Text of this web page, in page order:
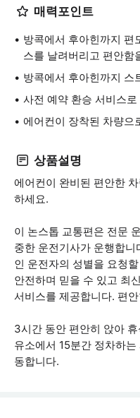
매력포인트
방콕에서 후아힌까지 편
스를 날려버리고 편안함
방콕에서 후아힌까지 스
사전 예약 환승 서비스
에어컨이 장착된 차량으
상품설명
에어컨이 완비된 편안한
하세요.
이 논스톱 교통편은 전문
중한 운전기사가 운행합
인 운전자의 성별을 요청
안전하며 믿을 수 있고 최
서비스를 제공합니다. 편
3시간 동안 편안히 앉아
유소에서 15분간 정차하
동합니다.